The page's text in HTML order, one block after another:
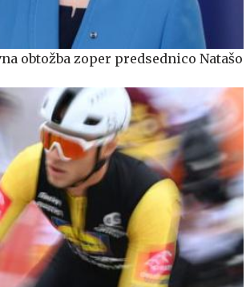
obtožba zoper predsednico Natašo